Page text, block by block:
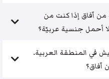
آفاق إذا كنت من
أحمل جنسية عربيّة؟
في المنطقة العربية.
آفاق؟